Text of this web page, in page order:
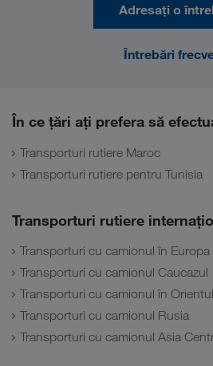
Adresați o
Întrebări
În ce ţări aţi prefera să
Transporturi rutiere Maroc
Transporturi rutiere pentru Tunisia
Transporturi rutiere
Transporturi cu camionul în Europa
Transporturi cu camionul Caucazul
Transporturi cu camionul în
Transporturi cu camionul Rusia
Transporturi cu camionul Asia